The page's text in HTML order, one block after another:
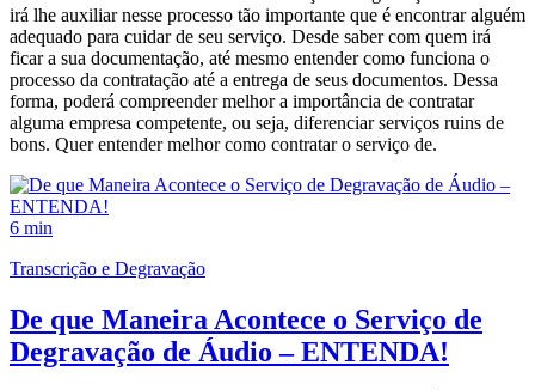
irá lhe auxiliar nesse processo tão importante que é encontrar alguém
adequado para cuidar de seu serviço. Desde saber com quem irá
ficar a sua documentação, até mesmo entender como funciona o
processo da contratação até a entrega de seus documentos. Dessa
forma, poderá compreender melhor a importância de contratar
alguma empresa competente, ou seja, diferenciar serviços ruins de
bons. Quer entender melhor como contratar o serviço de.
6 min
Transcrição e Degravação
De que Maneira Acontece o Serviço de
Degravação de Áudio – ENTENDA!